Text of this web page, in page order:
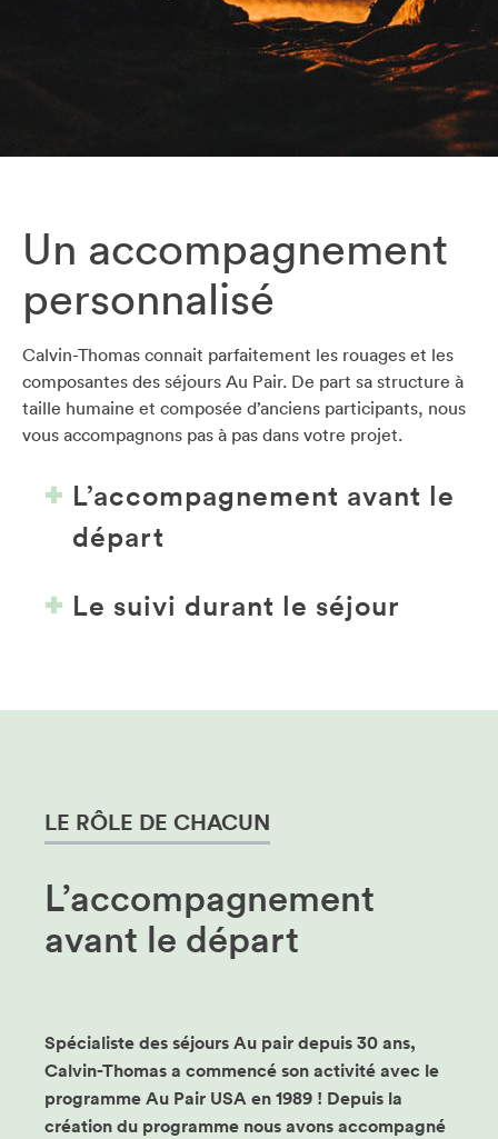
Un accompagnement
personnalisé
Calvin-Thomas connait parfaitement les rouages et les
composantes des séjours Au Pair. De part sa structure à
taille humaine et composée d’anciens participants, nous
vous accompagnons pas à pas dans votre projet.
L’accompagnement avant le
départ
Le suivi durant le séjour
LE RÔLE DE CHACUN
L’accompagnement
avant le départ
Spécialiste des séjours Au pair depuis 30 ans,
Calvin-Thomas a commencé son activité avec le
programme Au Pair USA en 1989 ! Depuis la
création du programme nous avons accompagné